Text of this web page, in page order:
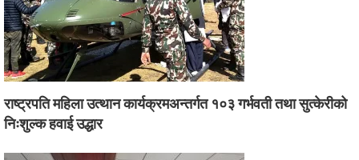
राष्ट्रपति महिला उत्थान कार्यक्रमअन्तर्गत १०३ गर्भवती तथा सुत्केरीको
निःशुल्क हवाई उद्धार